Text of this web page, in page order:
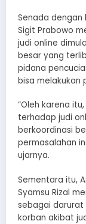
Senada dengan
Sigit Prabowo
judi online
besar yang
pidana
bisa melakukan
“Oleh karena
terhadap judi
berkoordinasi
permasalahan
ujarnya.
Sementara itu,
Syamsu Rizal
sebagai darurat
korban akibat